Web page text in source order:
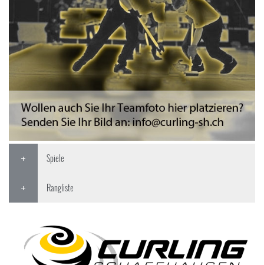
Spiele
Rangliste